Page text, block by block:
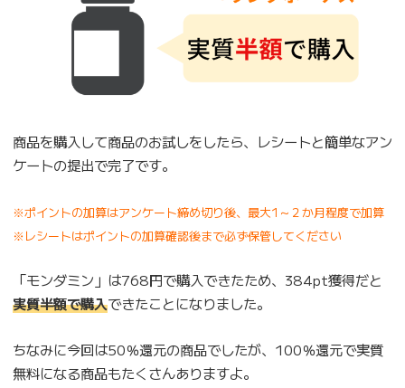
商品を購入して商品のお試しをしたら、レシートと簡単なアン
ケートの提出で完了です。
※ポイントの加算はアンケート締め切り後、最大1～２か月程度で加算
※レシートはポイントの加算確認後まで必ず保管してください
「モンダミン」は768円で購入できたため、384pt獲得だと
実質半額で購入できたことになりました。
ちなみに今回は50％還元の商品でしたが、100％還元で実質
無料になる商品もたくさんありますよ。